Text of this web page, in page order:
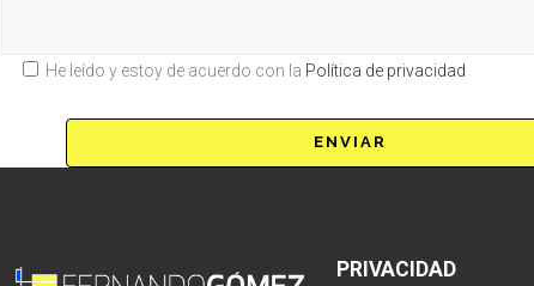
He leído y estoy de acuerdo con la Política de privacidad
PRIVACIDAD